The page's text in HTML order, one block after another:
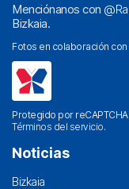
Menciónanos con
Bizkaia.
Fotos en colaboración con
Protegido por
Términos del servicio.
Noticias
Bizkaia